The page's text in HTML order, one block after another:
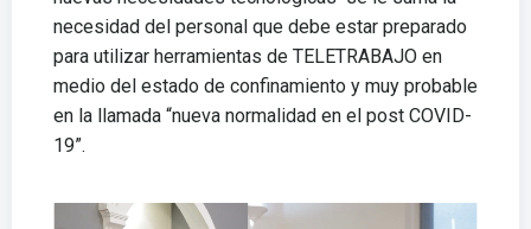
necesidad del personal que debe estar preparado
para utilizar herramientas de TELETRABAJO en
medio del estado de confinamiento y muy probable
en la llamada “nueva normalidad en el post COVID-
19”.